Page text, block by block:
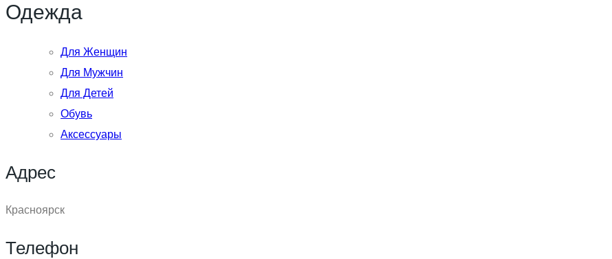
Одежда
Для Женщин
Для Мужчин
Для Детей
Обувь
Аксессуары
Адрес
Красноярск
Телефон